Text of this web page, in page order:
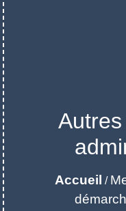
Accueil /